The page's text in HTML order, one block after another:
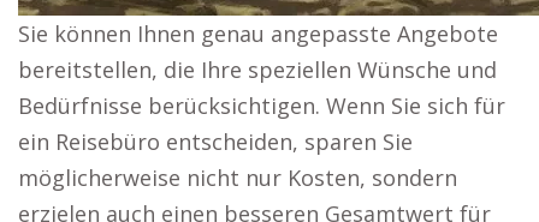
Sie können Ihnen genau angepasste Angebote
bereitstellen, die Ihre speziellen Wünsche und
Bedürfnisse berücksichtigen. Wenn Sie sich für
ein Reisebüro entscheiden, sparen Sie
möglicherweise nicht nur Kosten, sondern
erzielen auch einen besseren Gesamtwert für